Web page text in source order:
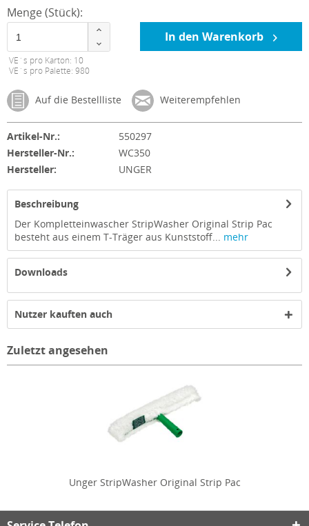
Menge (Stück):
VE´s pro Karton: 10
VE´s pro Palette: 980
In den Warenkorb
Auf die Bestellliste Weiterempfehlen
Artikel-Nr.:
550297
Hersteller-Nr.:
WC350
Hersteller:
UNGER
Beschreibung
Der Kompletteinwascher StripWasher Original Strip Pac
besteht aus einem T-Träger aus Kunststoff... mehr
Downloads
Nutzer kauften auch
Zuletzt angesehen
Unger StripWasher Original Strip Pac